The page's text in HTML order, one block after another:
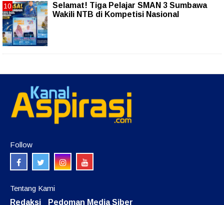
Selamat! Tiga Pelajar SMAN 3 Sumbawa
Wakili NTB di Kompetisi Nasional
Follow
Tentang Kami
Redaksi
Pedoman Media Siber